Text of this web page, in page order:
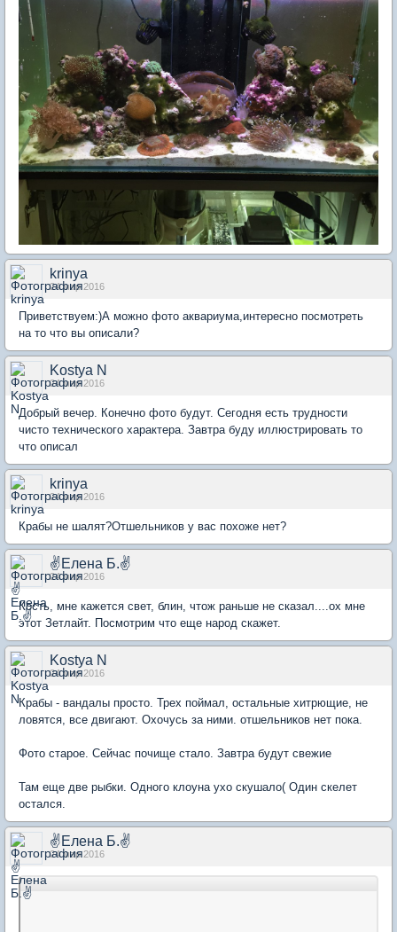
krinya
24 мар 2016
Приветствуем:)А можно фото аквариума,интересно посмотреть
на то что вы описали?
Kostya N
24 мар 2016
Добрый вечер. Конечно фото будут. Сегодня есть трудности
чисто технического характера. Завтра буду иллюстрировать то
что описал
krinya
24 мар 2016
Крабы не шалят?Отшельников у вас похоже нет?
✌Елена Б.✌
24 мар 2016
Кость, мне кажется свет, блин, чтож раньше не сказал....ох мне
этот Зетлайт. Посмотрим что еще народ скажет.
Kostya N
24 мар 2016
Крабы - вандалы просто. Трех поймал, остальные хитрющие, не
ловятся, все двигают. Охочусь за ними. отшельников нет пока.
Фото старое. Сейчас почище стало. Завтра будут свежие
Там еще две рыбки. Одного клоуна ухо скушало( Один скелет
остался.
✌Елена Б.✌
24 мар 2016